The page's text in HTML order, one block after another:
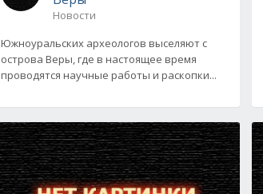
Новости
Южноуральских археологов выселяют с
острова Веры, где в настоящее время
проводятся научные работы и раскопки...